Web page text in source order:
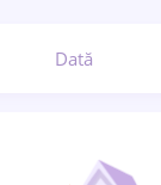
Dată